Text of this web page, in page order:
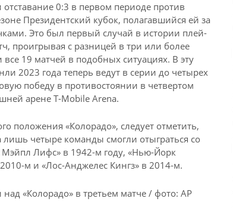
0:3 в первом периоде против
Президентский кубок, полагавшийся ей за
Это был первый случай в истории плей-
проигрывая с разницей в три или более
19 матчей в подобных ситуациях. В эту
2023 года теперь ведут в серии до четырех
победу в противостоянии в четвертом
арене T-Mobile Arena.
положения «Колорадо», следует отметить,
четыре команды смогли отыграться со
Мэйпл Лифс» в 1942-м году, «Нью-Йорк
м и «Лос-Анджелес Кингз» в 2014-м.
«Колорадо» в третьем матче / фото: AP